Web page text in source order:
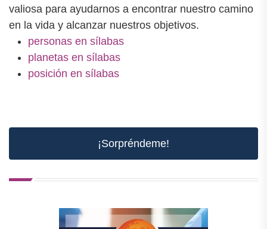
valiosa para ayudarnos a encontrar nuestro camino
en la vida y alcanzar nuestros objetivos.
personas en sílabas
planetas en sílabas
posición en sílabas
¡Sorpréndeme!